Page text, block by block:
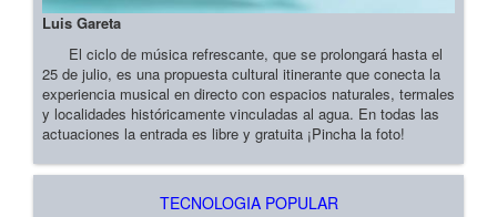
Luis Gareta
El ciclo de música refrescante, que se prolongará hasta el
25 de julio, es una propuesta cultural itinerante que conecta la
experiencia musical en directo con espacios naturales, termales
y localidades históricamente vinculadas al agua. En todas las
actuaciones la entrada es libre y gratuita ¡Pincha la foto!
TECNOLOGIA POPULAR